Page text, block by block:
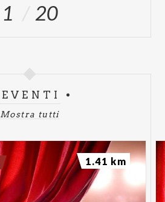
1 20
EVENTI
Mostra tutti
1.41 km